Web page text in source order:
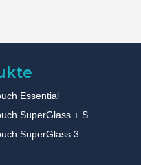
Essential
SuperGlass + S
SuperGlass 3